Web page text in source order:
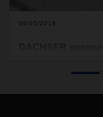
09/05/2019